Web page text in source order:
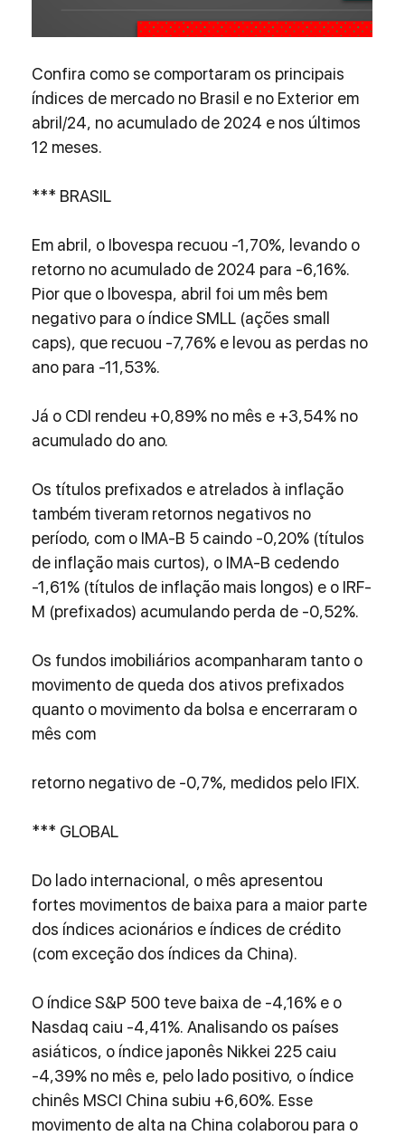
Confira como se comportaram os principais
índices de mercado no Brasil e no Exterior em
abril/24, no acumulado de 2024 e nos últimos
12 meses.
*** BRASIL
Em abril, o Ibovespa recuou -1,70%, levando o
retorno no acumulado de 2024 para -6,16%.
Pior que o Ibovespa, abril foi um mês bem
negativo para o índice SMLL (ações small
caps), que recuou -7,76% e levou as perdas no
ano para -11,53%.
Já o CDI rendeu +0,89% no mês e +3,54% no
acumulado do ano.
Os títulos prefixados e atrelados à inflação
também tiveram retornos negativos no
período, com o IMA-B 5 caindo -0,20% (títulos
de inflação mais curtos), o IMA-B cedendo
-1,61% (títulos de inflação mais longos) e o IRF-
M (prefixados) acumulando perda de -0,52%.
Os fundos imobiliários acompanharam tanto o
movimento de queda dos ativos prefixados
quanto o movimento da bolsa e encerraram o
mês com
retorno negativo de -0,7%, medidos pelo IFIX.
*** GLOBAL
Do lado internacional, o mês apresentou
fortes movimentos de baixa para a maior parte
dos índices acionários e índices de crédito
(com exceção dos índices da China).
O índice S&P 500 teve baixa de -4,16% e o
Nasdaq caiu -4,41%. Analisando os países
asiáticos, o índice japonês Nikkei 225 caiu
-4,39% no mês e, pelo lado positivo, o índice
chinês MSCI China subiu +6,60%. Esse
movimento de alta na China colaborou para o